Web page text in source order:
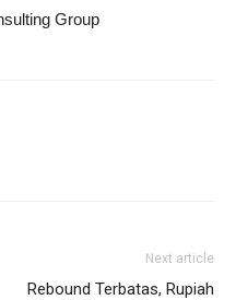
Group
Next article
Rebound Terbatas, Rupiah